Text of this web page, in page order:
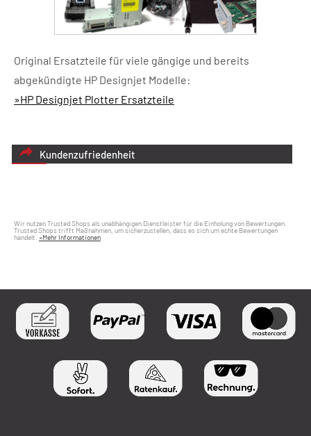
Original Ersatzteile für viele gängige und bereits
abgekündigte HP Designjet Modelle:
»HP Designjet Plotter Ersatzteile
Kundenzufriedenheit
Wir nutzen Trusted Shops als unabhängigen Dienstleister für die Einholung von Bewertungen.
Trusted Shops trifft Maßnahmen, um sicherzustellen, dass es sich um echte Bewertungen
handelt. »Mehr Informationen